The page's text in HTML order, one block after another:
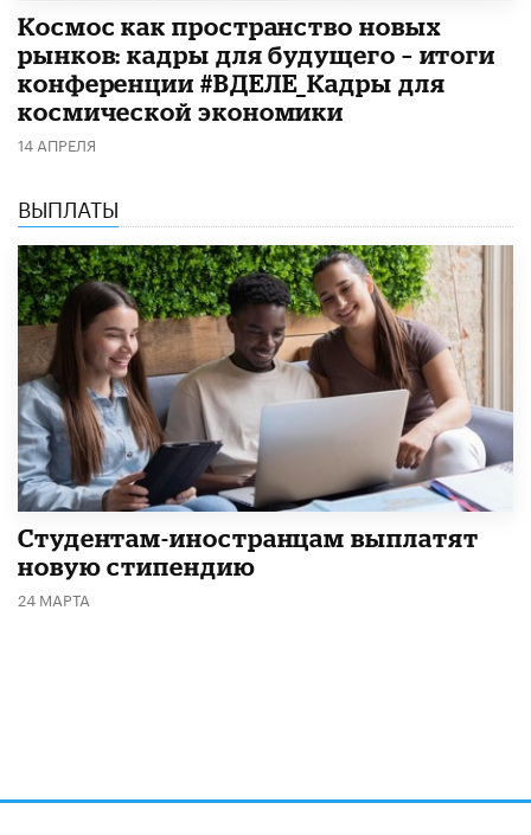
Космос как пространство новых
рынков: кадры для будущего – итоги
конференции #ВДЕЛЕ_Кадры для
космической экономики
14 АПРЕЛЯ
ВЫПЛАТЫ
Студентам-иностранцам выплатят
новую стипендию
24 МАРТА